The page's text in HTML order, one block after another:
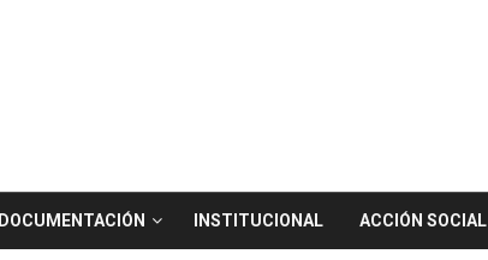
DOCUMENTACIÓN INSTITUCIONAL ACCIÓN SOCIAL